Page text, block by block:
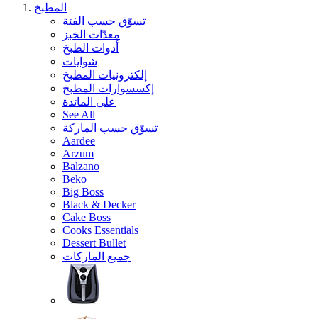
المطبخ
تسوّق حسب الفئة
معدّات الخبز
أدوات الطبخ
شوايات
إلكترونيات المطبخ
إكسسوارات المطبخ
على المائدة
See All
تسوّق حسب الماركة
Aardee
Arzum
Balzano
Beko
Big Boss
Black & Decker
Cake Boss
Cooks Essentials
Dessert Bullet
جميع الماركات